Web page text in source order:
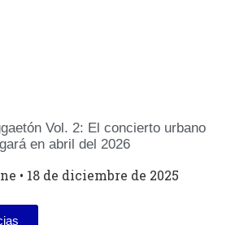
Vol. 2: El concierto urbano
en abril del 2026
18 de diciembre de 2025